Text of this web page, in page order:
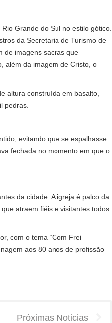
Grande do Sul no estilo gótico.
da Secretaria de Turismo de
de imagens sacras que
além da imagem de Cristo, o
altura construída em basalto,
pedras.
evitando que se espalhasse
fechada no momento em que o
da cidade. A igreja é palco da
atraem fiéis e visitantes todos
com o tema “Com Frei
aos 80 anos de profissão
Próximas Noticias